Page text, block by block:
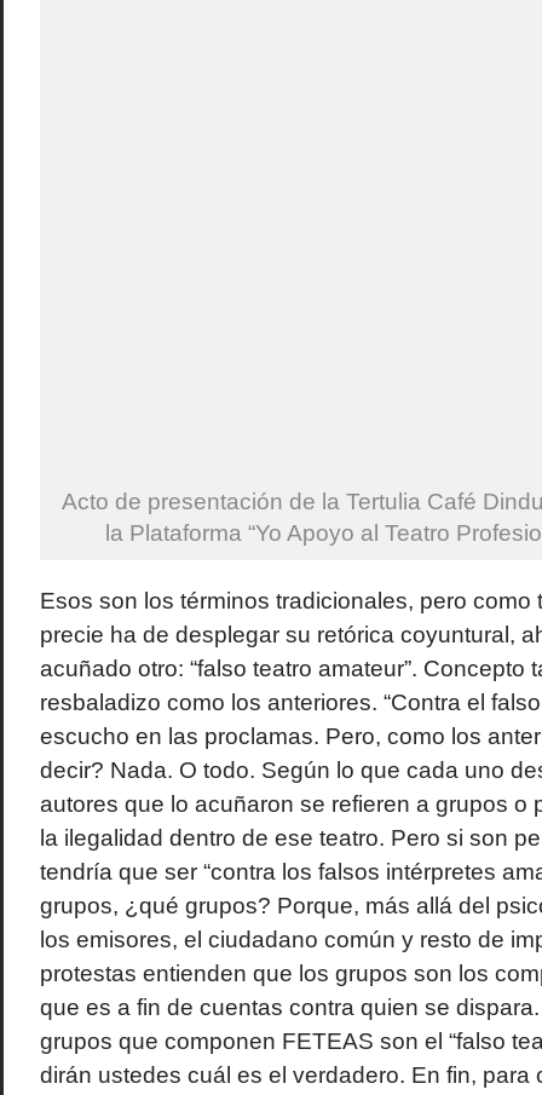
Acto de presentación de la Tertulia Café
la Plataforma “Yo Apoyo al Teatro
Esos son los términos tradicionales, pero como
precie ha de desplegar su retórica coyuntural,
acuñado otro: “falso teatro amateur”. Concepto
resbaladizo como los anteriores. “Contra el
escucho en las proclamas. Pero, como los
decir? Nada. O todo. Según lo que cada uno
autores que lo acuñaron se refieren a grupos o
la ilegalidad dentro de ese teatro. Pero si son
tendría que ser “contra los falsos intérpretes
grupos, ¿qué grupos? Porque, más allá del
los emisores, el ciudadano común y resto de
protestas entienden que los grupos son los
que es a fin de cuentas contra quien se
grupos que componen FETEAS son el “falso
dirán ustedes cuál es el verdadero. En fin, para